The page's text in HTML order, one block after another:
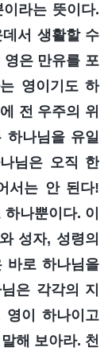
라는 뜻이다.
서 생활할 수
은 만유를 포
영이기도 하
전 우주의 위
나님을 유일
님은 오직 한
서는 안 된다!
나뿐이다. 이
성자, 성령의
바로 하나님을
은 각각의 지
영이 하나이고
해 보아라. 천